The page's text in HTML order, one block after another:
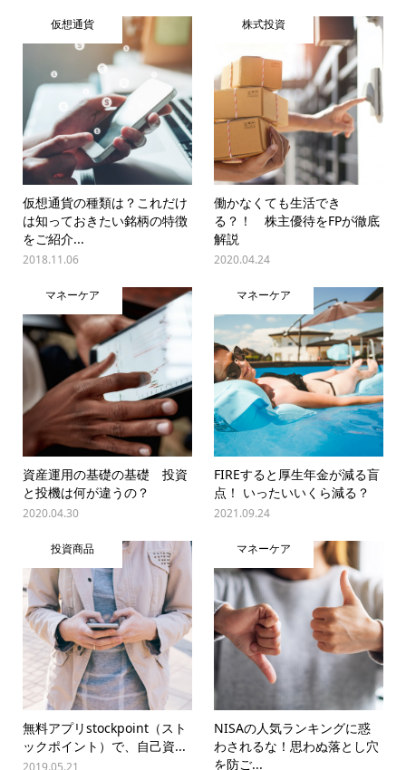
仮想通貨
仮想通貨の種類は？これだけ
は知っておきたい銘柄の特徴
をご紹介...
2018.11.06
株式投資
働かなくても生活でき
る？！ 株主優待をFPが徹底
解説
2020.04.24
マネーケア
資産運用の基礎の基礎 投資
と投機は何が違うの？
2020.04.30
マネーケア
FIREすると厚生年金が減る盲
点！ いったいいくら減る？
2021.09.24
投資商品
無料アプリstockpoint（スト
ックポイント）で、自己資...
2019.05.21
マネーケア
NISAの人気ランキングに惑
わされるな！思わぬ落とし穴
を防ご...